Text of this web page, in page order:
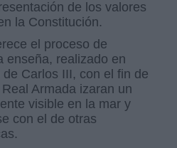
de los valores
la Constitución.
el proceso de
enseña, realizado en
Carlos III, con el fin de
Armada izaran un
visible en la mar y
con el de otras